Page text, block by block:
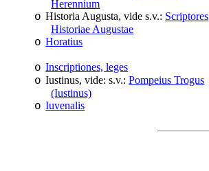
Herennium
o Historia Augusta, vide s.v.: Scriptores
Historiae Augustae
o Horatius
o Inscriptiones, leges
o Iustinus, vide: s.v.:Pompeius Trogus
(Iustinus)
o Iuvenalis